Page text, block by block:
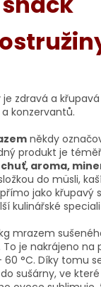
je zdravá a
konzervantů.
někdy
produkt je
aroma,
do müsli,
jako křupavý
kulinářské
mrazem
je nakrájeno na
°C. Díky tomu
sušárny, ve